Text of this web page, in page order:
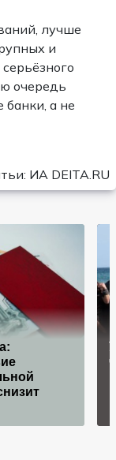
лучше
и
очередь
а не
ИА DEITA.RU